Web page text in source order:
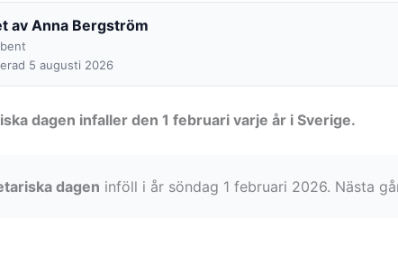
av Anna Bergström
5 augusti 2026
dagen infaller den 1 februari varje år i Sverige.
dagen inföll i år söndag 1 februari 2026. Nästa